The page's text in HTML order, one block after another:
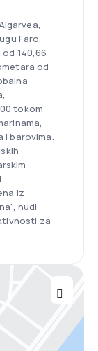
Faro.
140,66
od
tokom
i barovima.
iz
nudi
za